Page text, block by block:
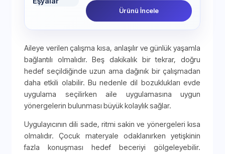
Ürünü İncele
Aileye verilen çalışma kısa, anlaşılır ve günlük yaşamla
bağlantılı olmalıdır. Beş dakikalık bir tekrar, doğru
hedef seçildiğinde uzun ama dağınık bir çalışmadan
daha etkili olabilir. Bu nedenle dil bozuklukları evde
uygulama seçilirken aile uygulamasına uygun
yönergelerin bulunması büyük kolaylık sağlar.
Uygulayıcının dili sade, ritmi sakin ve yönergeleri kısa
olmalıdır. Çocuk materyale odaklanırken yetişkinin
fazla konuşması hedef beceriyi gölgeleyebilir.